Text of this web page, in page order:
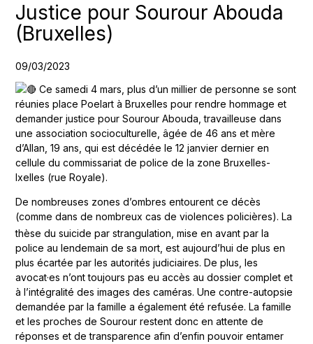
Justice pour Sourour Abouda
(Bruxelles)
09/03/2023
Ce samedi 4 mars, plus d’un millier de personne se sont
réunies place Poelart à Bruxelles pour rendre hommage et
demander justice pour Sourour Abouda, travailleuse dans
une association socioculturelle, âgée de 46 ans et mère
d’Allan, 19 ans, qui est décédée le 12 janvier dernier en
cellule du commissariat de police de la zone Bruxelles-
Ixelles (rue Royale).
De nombreuses zones d’ombres entourent ce décès
(comme dans de nombreux cas de violences policières). La
thèse dusuicide par strangulation, mise en avant par la
police au lendemain de sa mort, est aujourd’hui de plus en
plus écartée par les autorités judiciaires. De plus, les
avocat·es n’ont toujours pas eu accès au dossier complet et
à l’intégralité des images des caméras. Une contre-autopsie
demandée par la famille a également été refusée. La famille
et les proches de Sourour restent donc en attente de
réponses et de transparence afin d’enfin pouvoir entamer